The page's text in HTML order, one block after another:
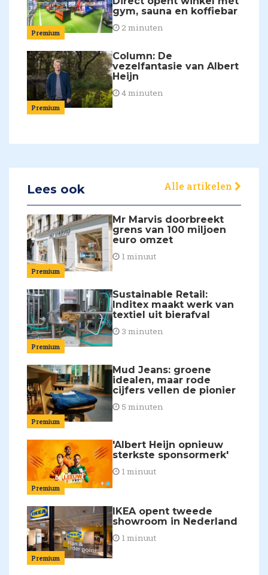
Premium
gym, sauna en koffiebar
2 minuten
Premium
Column: De
vezelfantasie van Albert
Heijn
4 minuten
Lees ook Alle artikelen
Premium
Mr Marvis doorbreekt
grens van 100 miljoen
euro omzet
1 minuut
Premium
Sustainable Retail:
Inditex maakt werk van
textiel uit bierafval
3 minuten
Premium
Mud Jeans: groene
idealen, maar rode
cijfers vellen de pionier
5 minuten
Premium
'Albert Heijn opnieuw
sterkste sponsormerk'
1 minuut
Premium
IKEA opent tweede
showroom in Nederland
1 minuut